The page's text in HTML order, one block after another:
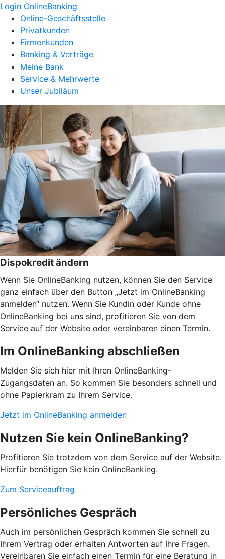
Login OnlineBanking
Online-Geschäftsstelle
Privatkunden
Firmenkunden
Banking & Verträge
Meine Bank
Service & Mehrwerte
Unser Jubiläum
Dispokredit ändern
Wenn Sie OnlineBanking nutzen, können Sie den Service
ganz einfach über den Button „Jetzt im OnlineBanking
anmelden“ nutzen. Wenn Sie Kundin oder Kunde ohne
OnlineBanking bei uns sind, profitieren Sie von dem
Service auf der Website oder vereinbaren einen Termin.
Im OnlineBanking abschließen
Melden Sie sich hier mit Ihren OnlineBanking-
Zugangsdaten an. So kommen Sie besonders schnell und
ohne Papierkram zu Ihrem Service.
Jetzt im OnlineBanking anmelden
Nutzen Sie kein OnlineBanking?
Profitieren Sie trotzdem von dem Service auf der Website.
Hierfür benötigen Sie kein OnlineBanking.
Zum Serviceauftrag
Persönliches Gespräch
Auch im persönlichen Gespräch kommen Sie schnell zu
Ihrem Vertrag oder erhalten Antworten auf Ihre Fragen.
Vereinbaren Sie einfach einen Termin für eine Beratung in